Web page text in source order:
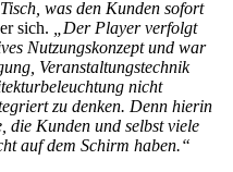
was den Kunden sofort
sich.
„Der Player verfolgt
Nutzungskonzept und war
Veranstaltungstechnik
nicht
zu denken. Denn hierin
die Kunden und selbst viele
auf dem Schirm haben.“